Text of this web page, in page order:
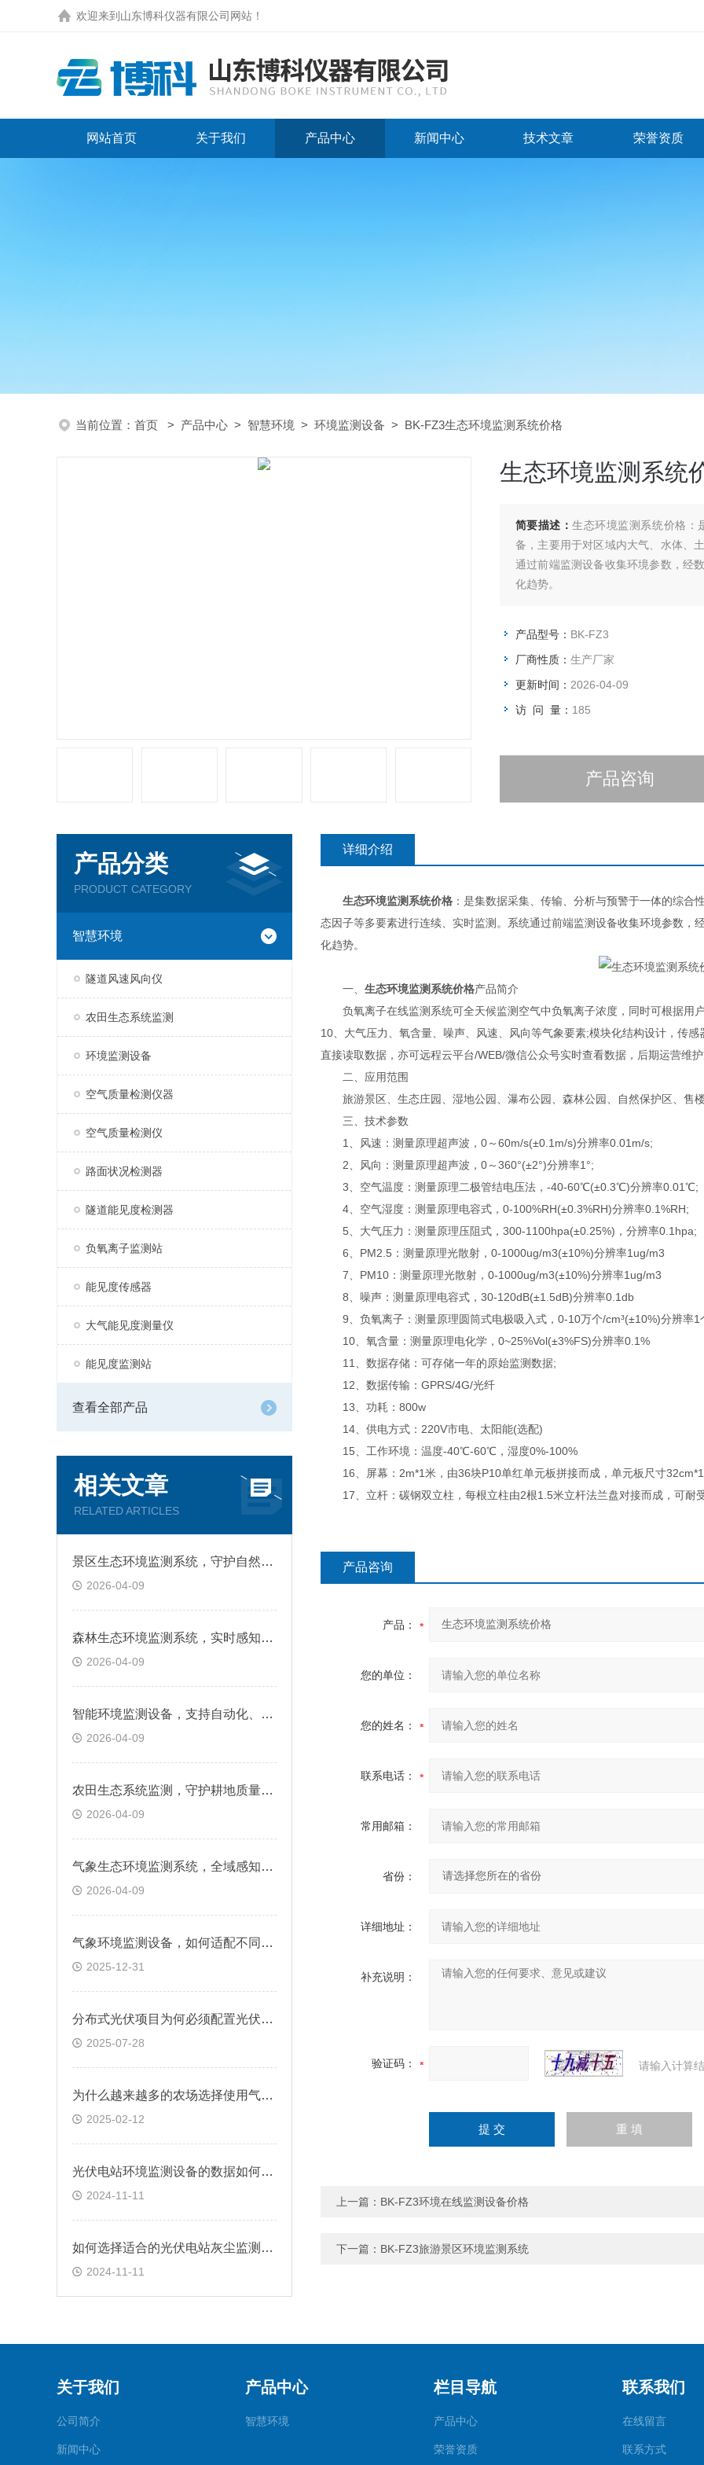
欢迎来到 山东博科仪器有限公司网站 ！
网站首页 关于我们 产品中心 新闻中心 技术文章 荣誉资质
当前位置： 首页 > 产品中心 > 智慧环境 > 环境监测设备 > BK-FZ3生态环境监测系统价格
生态环境监测系统
简要描述： 生态环境监测系统价格：
备，主要用于对区域内大气、水体、
通过前端监测设备收集环境参数，经
化趋势。
产品型号： BK-FZ3
厂商性质： 生产厂家
更新时间： 2026-04-09
访 问 量： 185
产品咨询
产品分类
PRODUCT CATEGORY
智慧环境
隧道风速风向仪
农田生态系统监测
环境监测设备
空气质量检测仪器
空气质量检测仪
路面状况检测器
隧道能见度检测器
负氧离子监测站
能见度传感器
大气能见度测量仪
能见度监测站
查看全部产品
相关文章
RELATED ARTICLES
景区生态环境监测系统，守护自然生态底色
2026-04-09
森林生态环境监测系统，实时感知林区动态变化
2026-04-09
智能环境监测设备，支持自动化、数字化与远程管理
2026-04-09
农田生态系统监测，守护耕地质量与粮食安全
2026-04-09
气象生态环境监测系统，全域感知气候与生态变化
2026-04-09
气象环境监测设备，如何适配不同的应用场景?
2025-12-31
分布式光伏项目为何必须配置光伏电站环境监测设备？
2025-07-28
为什么越来越多的农场选择使用气象环境监测设备？
2025-02-12
光伏电站环境监测设备的数据如何应用于光伏系统设计？
2024-11-11
如何选择适合的光伏电站灰尘监测系统？
2024-11-11
详细介绍
生态环境监测系统价格 ：是集数据采集、传输、分析与预警于一体的综
态因子等多要素进行连续、实时监测。系统通过前端监测设备收集环境参数
化趋势。
一、 生态环境监测系统价格产品简介
负氧离子在线监测系统可全天候监测空气中负氧离子浓度，同时可根据用
10、大气压力、氧含量、噪声、风速、风向等气象要素;模块化结构设计，传
直接读取数据，亦可远程云平台/WEB/微信公众号实时查看数据，后期运营维护
二、应用范围
旅游景区、生态庄园、湿地公园、瀑布公园、森林公园、自然保护区、售
三、技术参数
1、风速：测量原理超声波，0～60m/s(±0.1m/s)分辨率0.01m/s;
2、风向：测量原理超声波，0～360°(±2°)分辨率1°;
3、空气温度：测量原理二极管结电压法，-40-60℃(±0.3℃)分辨率0.01℃;
4、空气湿度：测量原理电容式，0-100%RH(±0.3%RH)分辨率0.1%RH;
5、大气压力：测量原理压阻式，300-1100hpa(±0.25%)，分辨率0.1hpa;
6、PM2.5：测量原理光散射，0-1000ug/m3(±10%)分辨率1ug/m3
7、PM10：测量原理光散射，0-1000ug/m3(±10%)分辨率1ug/m3
8、噪声：测量原理电容式，30-120dB(±1.5dB)分辨率0.1db
9、负氧离子：测量原理圆筒式电极吸入式，0-10万个/cm³(±10%)分辨率1
10、氧含量：测量原理电化学，0~25%Vol(±3%FS)分辨率0.1%
11、数据存储：可存储一年的原始监测数据;
12、数据传输：GPRS/4G/光纤
13、功耗：800w
14、供电方式：220V市电、太阳能(选配)
15、工作环境：温度-40℃-60℃，湿度0%-100%
16、屏幕：2m*1米，由36块P10单红单元板拼接而成，单元板尺寸
17、立杆：碳钢双立柱，每根立柱由2根1.5米立杆法兰盘对接而成，可耐
产品咨询
产品：
您的单位：
您的姓名：
联系电话：
常用邮箱：
省份：
详细地址：
补充说明：
验证码： 请输入计算
上一篇： BK-FZ3环境在线监测设备价格
下一篇： BK-FZ3旅游景区环境监测系统
关于我们
公司简介
新闻中心
产品中心
智慧环境
栏目导航
产品中心
荣誉资质
联系我们
在线留言
联系方式